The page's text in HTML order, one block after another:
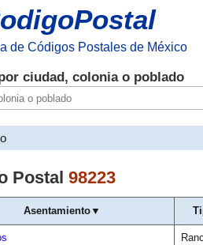
de Códigos Postales de México
ciudad, colonia o poblado
Postal 98223
Asentamiento▼